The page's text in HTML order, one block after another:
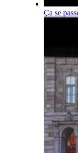
Ça se